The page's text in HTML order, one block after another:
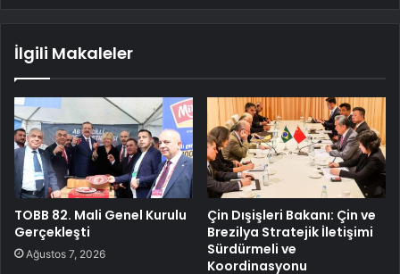
İlgili Makaleler
TOBB 82. Mali Genel Kurulu
Gerçekleşti
Ağustos 7, 2026
Çin Dışişleri Bakanı: Çin ve
Brezilya Stratejik İletişimi
Sürdürmeli ve
Koordinasyonu